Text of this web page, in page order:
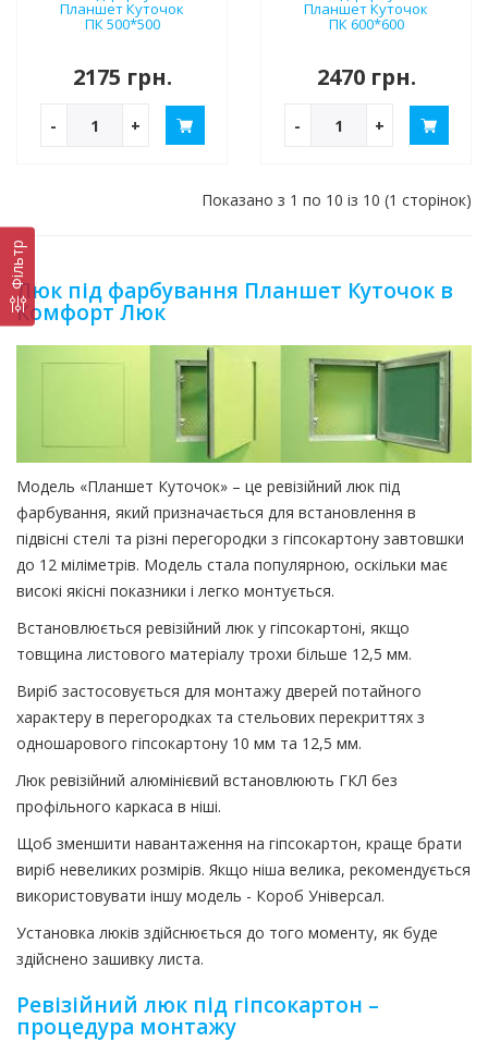
Фільтр
Планшет Куточок
ПК 500*500
2175 грн.
- +
Планшет Куточок
ПК 600*600
2470 грн.
- +
Показано з 1 по 10 із 10 (1 сторінок)
Люк під фарбування Планшет Куточок в
Комфорт Люк
Модель «Планшет Куточок» – це ревізійний люк під
фарбування, який призначається для встановлення в
підвісні стелі та різні перегородки з гіпсокартону завтовшки
до 12 міліметрів. Модель стала популярною, оскільки має
високі якісні показники і легко монтується.
Встановлюється ревізійний люк у гіпсокартоні, якщо
товщина листового матеріалу трохи більше 12,5 мм.
Виріб застосовується для монтажу дверей потайного
характеру в перегородках та стельових перекриттях з
одношарового гіпсокартону 10 мм та 12,5 мм.
Люк ревізійний алюмінієвий встановлюють ГКЛ без
профільного каркаса в ніші.
Щоб зменшити навантаження на гіпсокартон, краще брати
виріб невеликих розмірів. Якщо ніша велика, рекомендується
використовувати іншу модель - Короб Універсал.
Установка люків здійснюється до того моменту, як буде
здійснено зашивку листа.
Ревізійний люк під гіпсокартон –
процедура монтажу